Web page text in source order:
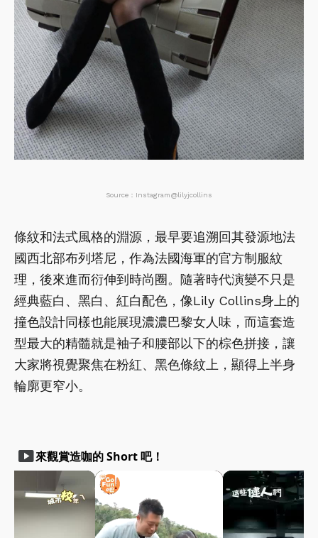
Source：Instagram@lilyjcollins
條紋和法式風格的淵源，最早要追溯回其發源地法
國西北部布列塔尼，作為法國海軍的官方制服紋
理，後來進而衍伸到時尚圈。隨著時代演變不只是
經典藍白、黑白、紅白配色，像Lily Collins身上的
撞色設計同樣也能展現濃濃巴黎女人味，而這套造
型最大的精髓就是袖子和腰部以下的棕色拼接，讓
大家將視覺聚焦在粉紅、黑色條紋上，顯得上半身
輪廓更窄小。
smart_display來觀賞造咖的 Short 吧！